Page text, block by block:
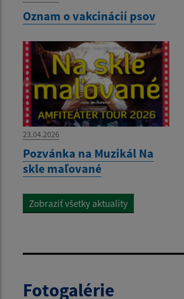
Oznam o vakcinácií psov
23.04.2026
Pozvánka na Muzikál Na
skle maľované
Zobraziť všetky aktuality
Fotogalérie